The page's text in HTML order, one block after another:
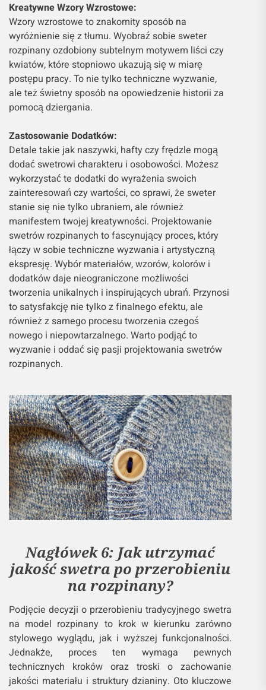
Kreatywne Wzory Wzrostowe:
Wzory wzrostowe to znakomity sposób na
wyróżnienie się z tłumu. Wyobraź sobie sweter
rozpinany ozdobiony subtelnym motywem liści czy
kwiatów, które stopniowo ukazują się w miarę
postępu pracy. To nie tylko techniczne wyzwanie,
ale też świetny sposób na opowiedzenie historii za
pomocą dziergania.
Zastosowanie Dodatków:
Detale takie jak naszywki, hafty czy frędzle mogą
dodać swetrowi charakteru i osobowości. Możesz
wykorzystać te dodatki do wyrażenia swoich
zainteresowań czy wartości, co sprawi, że sweter
stanie się nie tylko ubraniem, ale również
manifestem twojej kreatywności. Projektowanie
swetrów rozpinanych to fascynujący proces, który
łączy w sobie techniczne wyzwania i artystyczną
ekspresję. Wybór materiałów, wzorów, kolorów i
dodatków daje nieograniczone możliwości
tworzenia unikalnych i inspirujących ubrań. Przynosi
to satysfakcję nie tylko z finalnego efektu, ale
również z samego procesu tworzenia czegoś
nowego i niepowtarzalnego. Warto podjąć to
wyzwanie i oddać się pasji projektowania swetrów
rozpinanych.
Nagłówek 6: Jak utrzymać
jakość swetra po przerobieniu
na rozpinany?
Podjęcie decyzji o przerobieniu tradycyjnego swetra
na model rozpinany to krok w kierunku zarówno
stylowego wyglądu, jak i wyższej funkcjonalności.
Jednakże, proces ten wymaga pewnych
technicznych kroków oraz troski o zachowanie
jakości materiału i struktury dzianiny. Oto kluczowe